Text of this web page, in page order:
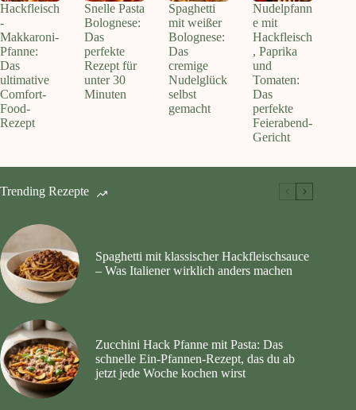
Hackfleisch
-
Makkaroni-
Pfanne:
Das
ultimative
Comfort-
Food-
Rezept
Snelle Pasta
Bolognese:
Das
perfekte
Rezept für
unter 30
Minuten
Spaghetti
mit weißer
Bolognese:
Das
cremige
Nudelglück
selbst
gemacht
Nudelpfann
e mit
Hackfleisch
, Paprika
und
Tomaten:
Das
perfekte
Feierabend-
Gericht
Trending Rezepte
Spaghetti mit klassischer Hackfleischsauce
– Was Italiener wirklich anders machen
Zucchini Hack Pfanne mit Pasta: Das
schnelle Ein-Pfannen-Rezept, das du ab
jetzt jede Woche kochen wirst